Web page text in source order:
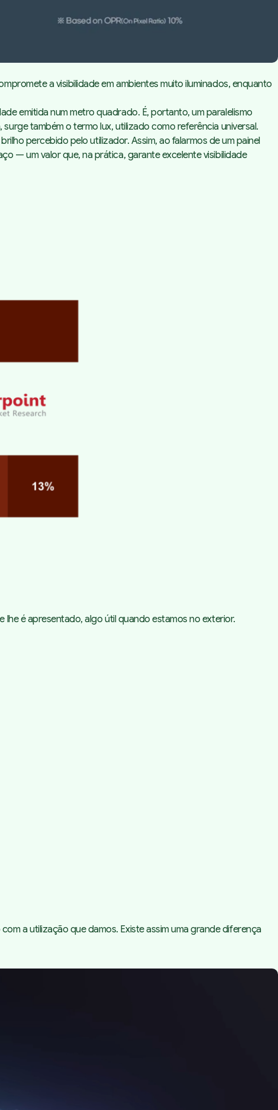
a visibilidade em ambientes muito iluminados, enquanto
emitida num metro quadrado. É, portanto, um paralelismo
surge também o termolux, utilizado como referência universal.
percebido pelo utilizador. Assim, ao falarmos de um painel
— um valor que, na prática, garante excelente visibilidade
é apresentado, algo útil quando estamos no exterior.
a utilização que damos. Existe assim uma grande diferença